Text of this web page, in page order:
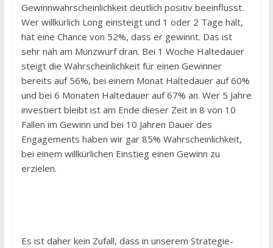
Gewinnwahrscheinlichkeit deutlich positiv beeinflusst.
Wer willkürlich Long einsteigt und 1 oder 2 Tage hält,
hat eine Chance von 52%, dass er gewinnt. Das ist
sehr nah am Münzwurf dran. Bei 1 Woche Haltedauer
steigt die Wahrscheinlichkeit für einen Gewinner
bereits auf 56%, bei einem Monat Haltedauer auf 60%
und bei 6 Monaten Haltedauer auf 67% an. Wer 5 Jahre
investiert bleibt ist am Ende dieser Zeit in 8 von 10
Fällen im Gewinn und bei 10 Jahren Dauer des
Engagements haben wir gar 85% Wahrscheinlichkeit,
bei einem willkürlichen Einstieg einen Gewinn zu
erzielen.
Es ist daher kein Zufall, dass in unserem Strategie-